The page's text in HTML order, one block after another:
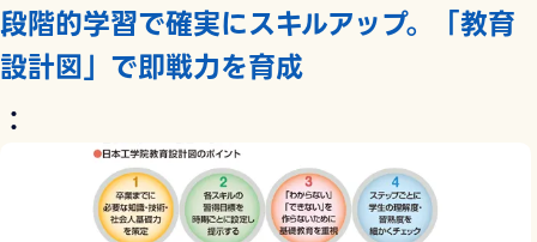
：
段階的学習で確実にスキルアップ。「教育
設計図」で即戦力を育成